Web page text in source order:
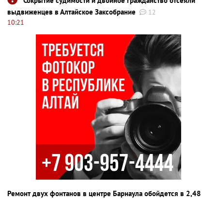
выдвиженцев в Алтайское Заксобрание
12
10:21
Ремонт двух фонтанов в центре Барнаула обойдется в 2,48